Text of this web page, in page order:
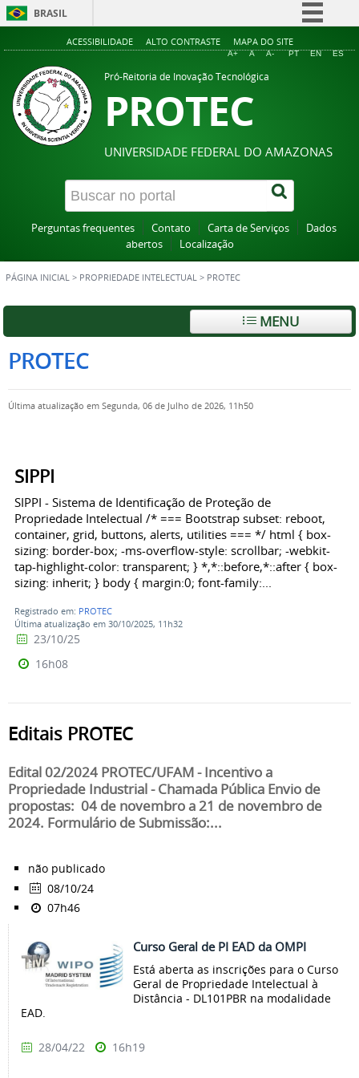
BRASIL
Simplifique!
Acesso à informação
ACESSIBILIDADE ALTO CONTRASTE MAPA DO SITE
A+ A A- PT EN ES
Pró-Reitoria de Inovação Tecnológica
PROTEC
UNIVERSIDADE FEDERAL DO AMAZONAS
Perguntas frequentes Contato Carta de Serviços
Dados
abertos
Localização
PÁGINA INICIAL > PROPRIEDADE INTELECTUAL > PROTEC
MENU
PROTEC
Última atualização em Segunda, 06 de Julho de 2026, 11h50
SIPPI
SIPPI - Sistema de Identificação de Proteção de
Propriedade Intelectual /* === Bootstrap subset: reboot,
container, grid, buttons, alerts, utilities === */ html { box-
sizing: border-box; -ms-overflow-style: scrollbar; -webkit-
tap-highlight-color: transparent; } *,*::before,*::after { box-
sizing: inherit; } body { margin:0; font-family:...
Registrado em: PROTEC
Última atualização em 30/10/2025, 11h32
23/10/25
16h08
Editais PROTEC
Edital 02/2024 PROTEC/UFAM - Incentivo a
Propriedade Industrial - Chamada Pública Envio de
propostas: 04 de novembro a 21 de novembro de
2024. Formulário de Submissão:...
não publicado
08/10/24
07h46
Curso Geral de PI EAD da OMPI
Está aberta as inscrições para o Curso
Geral de Propriedade Intelectual à
Distância - DL101PBR na modalidade
EAD.
28/04/22 16h19